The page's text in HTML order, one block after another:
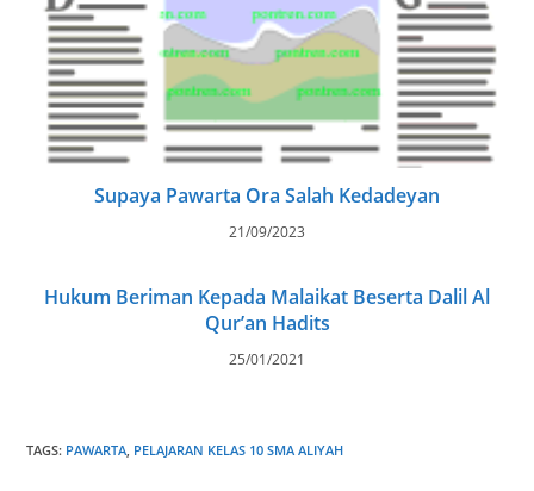
Supaya Pawarta Ora Salah Kedadeyan
21/09/2023
Hukum Beriman Kepada Malaikat Beserta Dalil Al
Qur’an Hadits
25/01/2021
TAGS: PAWARTA PELAJARAN KELAS 10 SMA ALIYAH